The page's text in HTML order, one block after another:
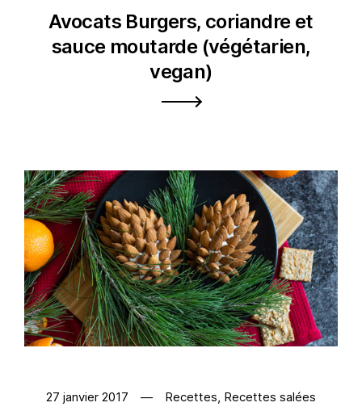
Avocats Burgers, coriandre et
sauce moutarde (végétarien,
vegan)
27 janvier 2017 Recettes, Recettes salées